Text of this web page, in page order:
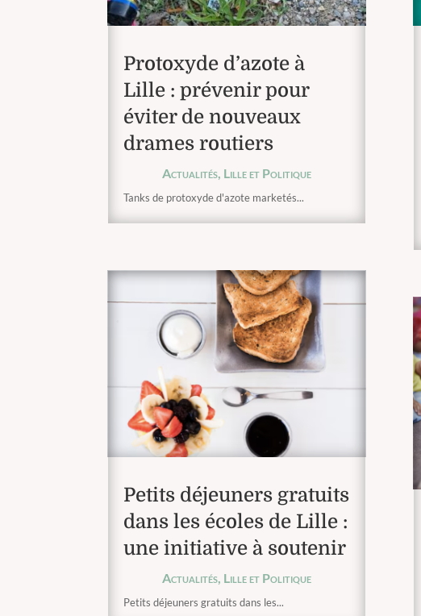
Protoxyde d’azote à
Lille : prévenir pour
éviter de nouveaux
drames routiers
Actualités, Lille et Politique
Tanks de protoxyde d'azote marketés...
Petits déjeuners gratuits
dans les écoles de Lille :
une initiative à soutenir
Actualités, Lille et Politique
Petits déjeuners gratuits dans les...